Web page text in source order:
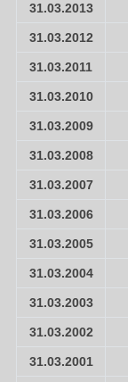
31.03.2013
31.03.2012
31.03.2011
31.03.2010
31.03.2009
31.03.2008
31.03.2007
31.03.2006
31.03.2005
31.03.2004
31.03.2003
31.03.2002
31.03.2001